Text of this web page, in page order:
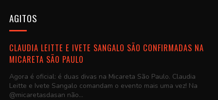
AGITOS
CLAUDIA LEITTE E IVETE SANGALO SÃO CONFIRMADAS NA
MICARETA SÃO PAULO
Agora é oficial: é duas divas na Micareta São Paulo. Claudia
Leitte e Ivete Sangalo comandam o evento mais uma vez! Na
@micaretasdasan não...